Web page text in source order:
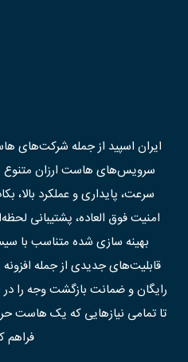
ایران اسپید از جمله شرکت‌های
سرویس‌های هاست ارزان متنوع
امنیت فوق العاده، پشتیبانی
بهینه سازی شده متناسب با
رایگان و ضمانت بازگشت وجه را در
تا تمامی نیازهایی که یک هاست
فراهم